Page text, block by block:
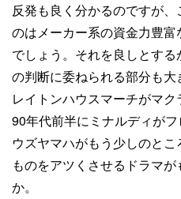
反発も良く分かるのですが
のはメーカー系の資金力豊
でしょう。それを良しとす
の判断に委ねられる部分も
レイトンハウスマーチがマク
90年代前半にミナルディが
ウズヤマハがもう少しのと
ものをアツくさせるドラマ
か。